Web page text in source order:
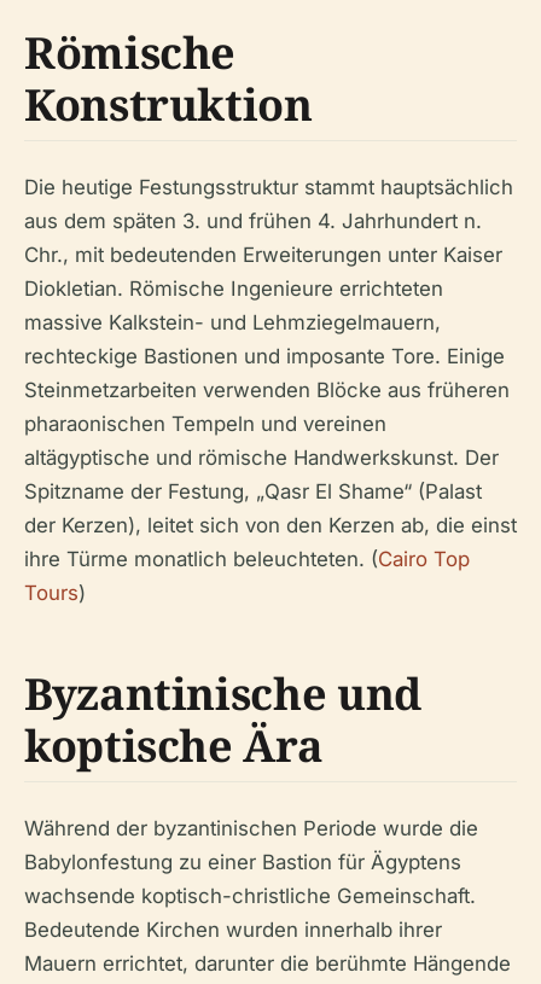
Römische
Konstruktion
Die heutige Festungsstruktur stammt hauptsächlich
aus dem späten 3. und frühen 4. Jahrhundert n.
Chr., mit bedeutenden Erweiterungen unter Kaiser
Diokletian. Römische Ingenieure errichteten
massive Kalkstein- und Lehmziegelmauern,
rechteckige Bastionen und imposante Tore. Einige
Steinmetzarbeiten verwenden Blöcke aus früheren
pharaonischen Tempeln und vereinen
altägyptische und römische Handwerkskunst. Der
Spitzname der Festung, „Qasr El Shame“ (Palast
der Kerzen), leitet sich von den Kerzen ab, die einst
ihre Türme monatlich beleuchteten. (Cairo Top
Tours)
Byzantinische und
koptische Ära
Während der byzantinischen Periode wurde die
Babylonfestung zu einer Bastion für Ägyptens
wachsende koptisch-christliche Gemeinschaft.
Bedeutende Kirchen wurden innerhalb ihrer
Mauern errichtet, darunter die berühmte Hängende